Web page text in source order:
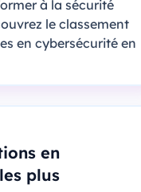
à la sécurité
le classement
en cybersécurité en
en
plus